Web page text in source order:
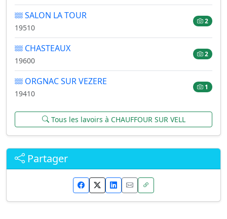
SALON LA TOUR
19510
2
CHASTEAUX
19600
2
ORGNAC SUR VEZERE
19410
1
Tous les lavoirs à CHAUFFOUR SUR VELL
Partager